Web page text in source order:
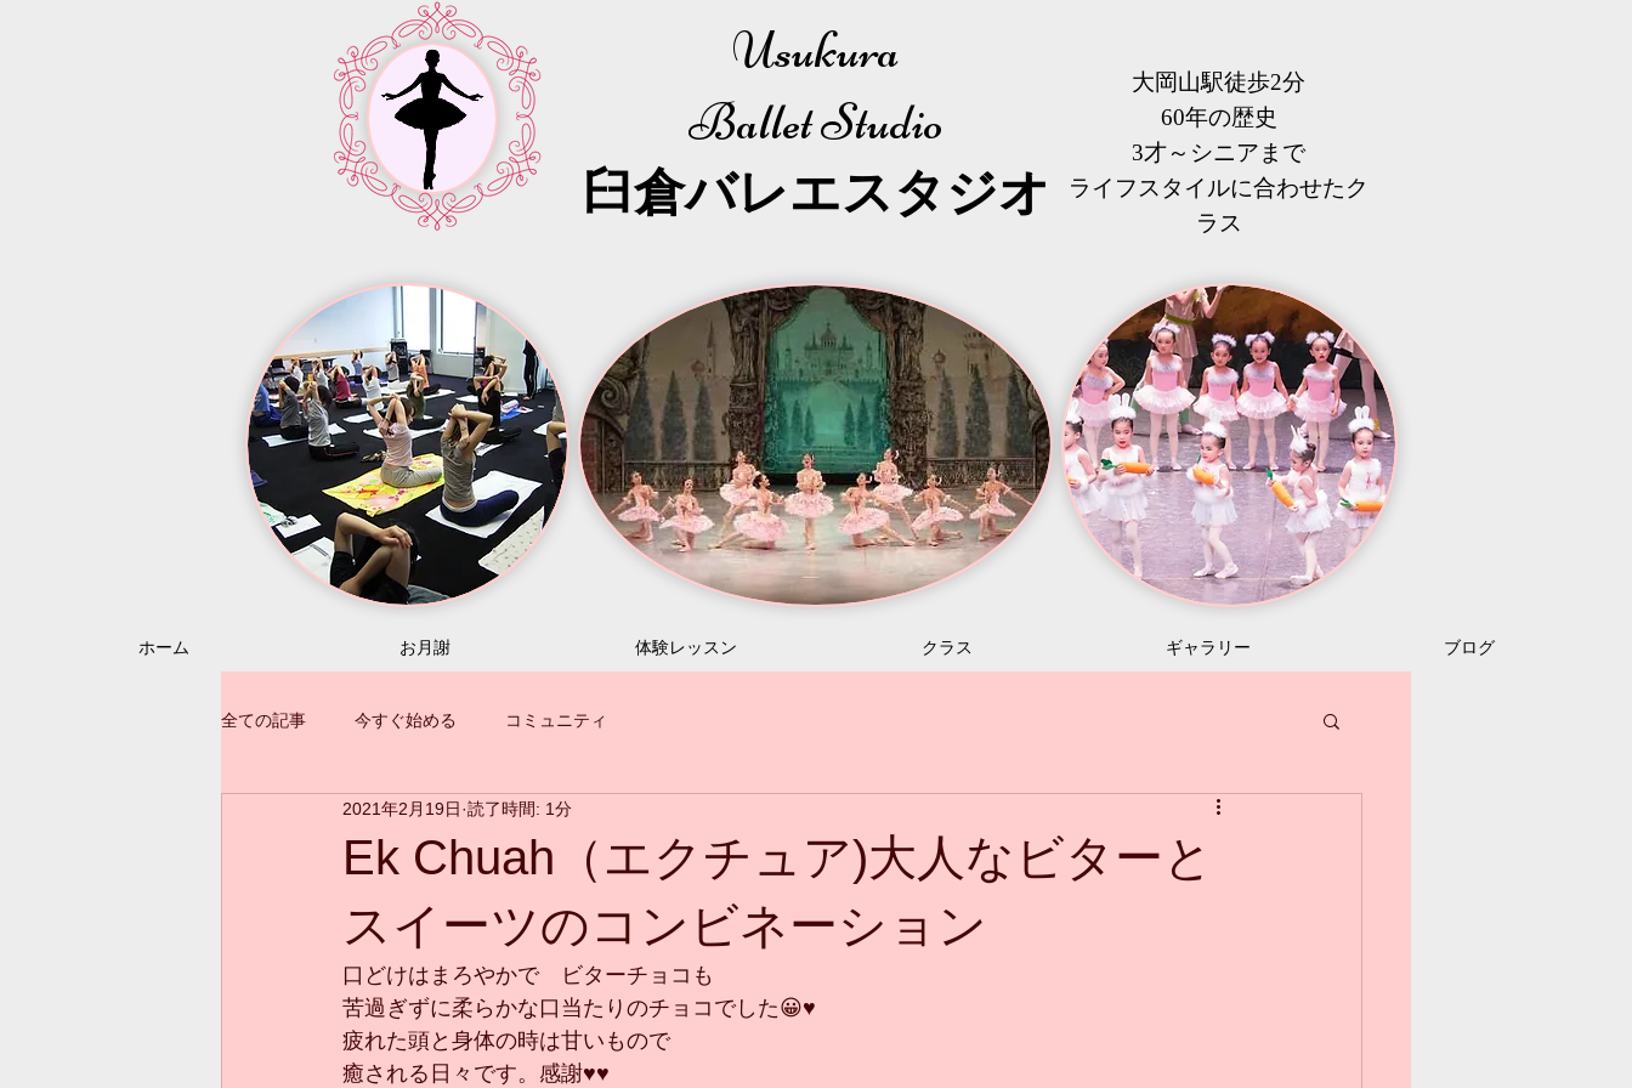
Usukura
Ballet Studio
​臼倉バレエスタジオ
大岡山駅徒歩2分
60年の歴史
3才～シニアまで
​ライフスタイルに合わせたク
ラス
ホーム お月謝 体験レッスン クラス ギャラリー ブログ
全ての記事 今すぐ始める コミュニティ
Ek Chuah（エクチュア)大人なビターと
スイーツのコンビネーション
2021年2月19日 読了時間: 1分
口どけはまろやかで　ビターチョコも
苦過ぎずに柔らかな口当たりのチョコでした😀♥️
疲れた頭と身体の時は甘いもので
癒される日々です。感謝♥️♥️